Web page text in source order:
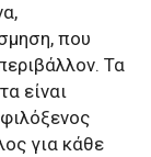
που
Τα
είναι
για κάθε